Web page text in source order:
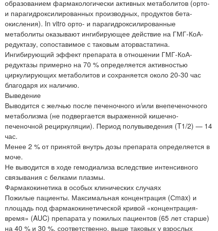
образованием фармакологически активных метаболитов (орто-
и парагидроксилированных производных, продуктов бета-
окисления). In vitro орто- и парагидроксилированные
метаболиты оказывают ингибирующее действие на ГМГ-КоА-
редуктазу, сопоставимое с таковым аторвастатина.
Ингибирующий эффект препарата в отношении ГМГ-КоА-
редуктазы примерно на 70 % определяется активностью
циркулирующих метаболитов и сохраняется около 20-30 час
благодаря их наличию.
Выведение
Выводится с желчью после печеночного и/или внепеченочного
метаболизма (не подвергается выраженной кишечно-
печеночной рециркуляции). Период полувыведения (T1/2) — 14
час.
Менее 2 % от принятой внутрь дозы препарата определяется в
моче.
Не выводится в ходе гемодиализа вследствие интенсивного
связывания с белками плазмы.
Фармакокинетика в особых клинических случаях
Пожилые пациенты. Максимальная концентрация (Сmax) и
площадь под фармакокинетической кривой «концентрация-
время» (AUC) препарата у пожилых пациентов (65 лет старше)
на 40 % и 30 %, соответственно, выше таковых у взрослых